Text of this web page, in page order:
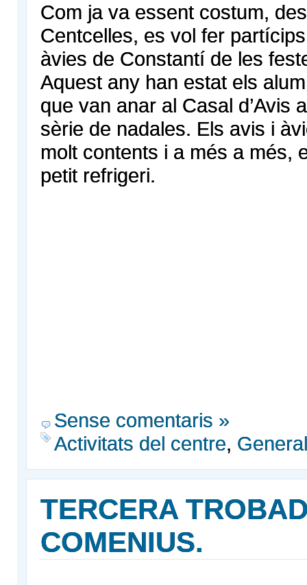
Com ja va essent costum,
Centcelles, es vol fer
àvies de Constantí de les
Aquest any han estat els
que van anar al Casal d’Avis
sèrie de nadales. Els avis i
molt contents i a més a més,
petit refrigeri.
Sense comentaris »
Activitats del centre, General
TERCERA
COMENIUS.